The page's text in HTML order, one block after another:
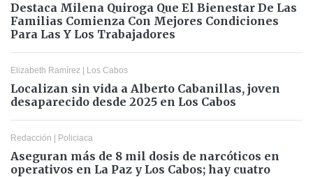
Destaca Milena Quiroga Que El Bienestar De Las
Familias Comienza Con Mejores Condiciones
Para Las Y Los Trabajadores
Elizabeth Ramírez Los Cabos
Localizan sin vida a Alberto Cabanillas, joven
desaparecido desde 2025 en Los Cabos
Redacción Policiaca
Aseguran más de 8 mil dosis de narcóticos en
operativos en La Paz y Los Cabos; hay cuatro